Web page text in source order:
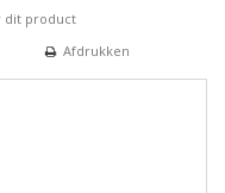
dit product
Afdrukken